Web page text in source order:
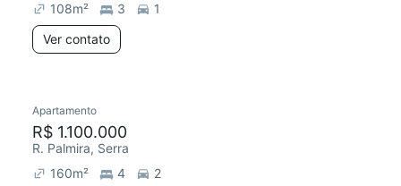
108m² 3
1
Ver contato
Redecorar
Apartamento
R$ 1.100.000
R. Palmira, Serra
160m² 4
2